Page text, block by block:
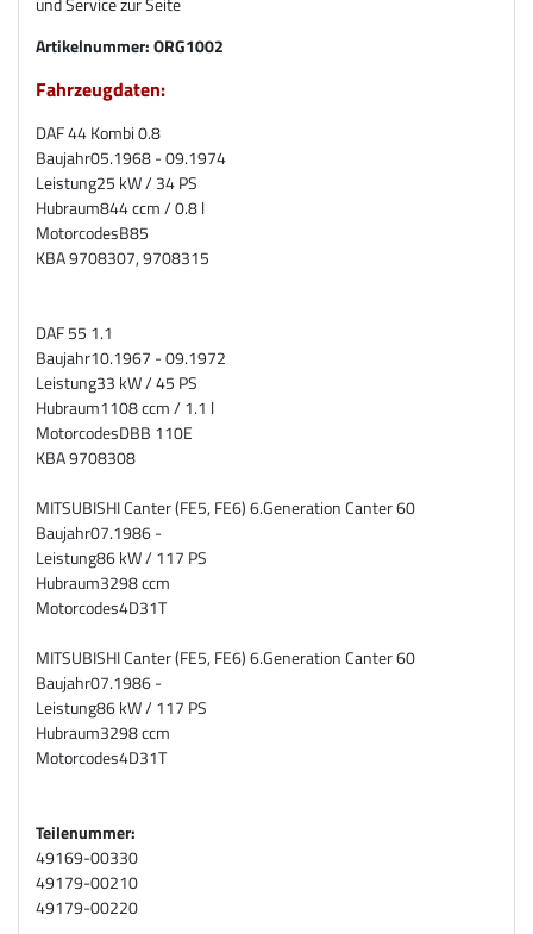
Artikelnummer:ORG1002
Fahrzeugdaten:
DAF 44 Kombi 0.8
Baujahr05.1968 - 09.1974
Leistung25 kW / 34 PS
Hubraum844 ccm / 0.8 l
MotorcodesB85
KBA9708307, 9708315
DAF 55 1.1
Baujahr10.1967 - 09.1972
Leistung33 kW / 45 PS
Hubraum1108 ccm / 1.1 l
MotorcodesDBB 110E
KBA9708308
MITSUBISHI Canter (FE5, FE6) 6.Generation Canter 60
Baujahr07.1986 -
Leistung86 kW / 117 PS
Hubraum3298 ccm
Motorcodes4D31T
MITSUBISHI Canter (FE5, FE6) 6.Generation Canter 60
Baujahr07.1986 -
Leistung86 kW / 117 PS
Hubraum3298 ccm
Motorcodes4D31T
Teilenummer:
49169-00330
49179-00210
49179-00220